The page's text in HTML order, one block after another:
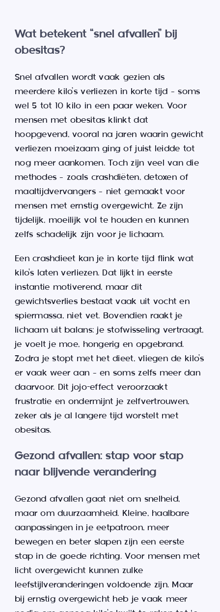
Wat betekent “snel afvallen” bij
obesitas?
Snel afvallen wordt vaak gezien als
meerdere kilo’s verliezen in korte tijd – soms
wel 5 tot 10 kilo in een paar weken. Voor
mensen met obesitas klinkt dat
hoopgevend, vooral na jaren waarin gewicht
verliezen moeizaam ging of juist leidde tot
nog meer aankomen. Toch zijn veel van die
methodes – zoals crashdiëten, detoxen of
maaltijdvervangers – niet gemaakt voor
mensen met ernstig overgewicht. Ze zijn
tijdelijk, moeilijk vol te houden en kunnen
zelfs schadelijk zijn voor je lichaam.
Een crashdieet kan je in korte tijd flink wat
kilo’s laten verliezen. Dat lijkt in eerste
instantie motiverend, maar dit
gewichtsverlies bestaat vaak uit vocht en
spiermassa, niet vet. Bovendien raakt je
lichaam uit balans: je stofwisseling vertraagt,
je voelt je moe, hongerig en opgebrand.
Zodra je stopt met het dieet, vliegen de kilo’s
er vaak weer aan – en soms zelfs meer dan
daarvoor. Dit jojo-effect veroorzaakt
frustratie en ondermijnt je zelfvertrouwen,
zeker als je al langere tijd worstelt met
obesitas.
Gezond afvallen: stap voor stap
naar blijvende verandering
Gezond afvallen gaat niet om snelheid,
maar om duurzaamheid. Kleine, haalbare
aanpassingen in je eetpatroon, meer
bewegen en beter slapen zijn een eerste
stap in de goede richting. Voor mensen met
licht overgewicht kunnen zulke
leefstijlveranderingen voldoende zijn. Maar
bij ernstig overgewicht heb je vaak meer